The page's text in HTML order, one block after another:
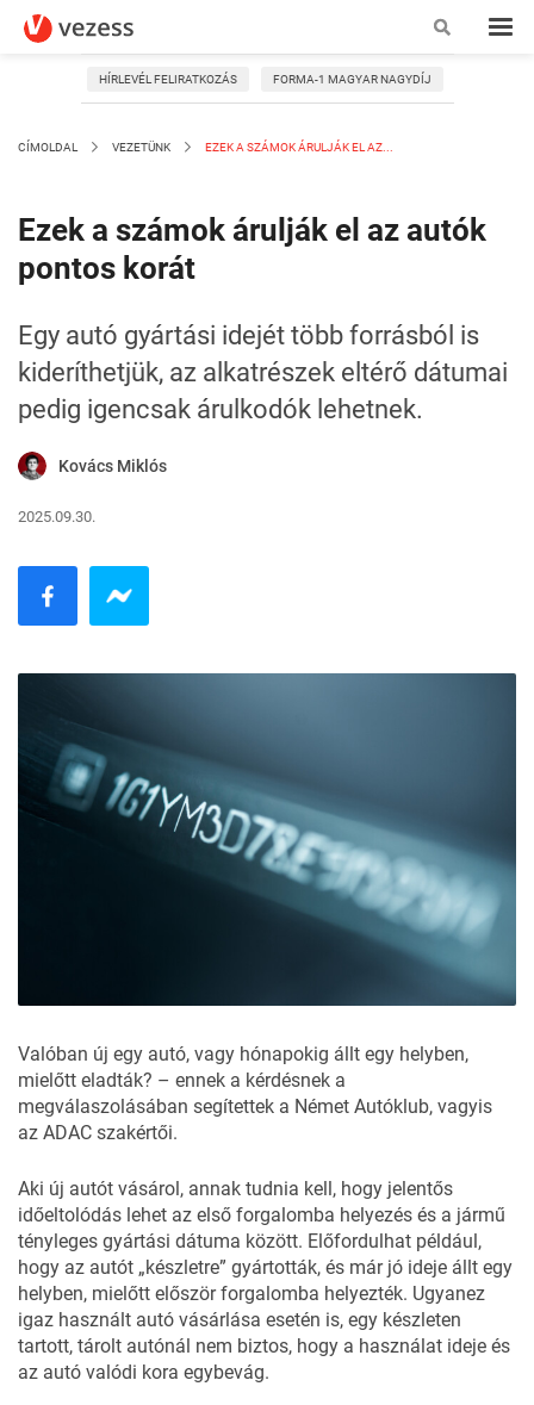
HÍRLEVÉL FELIRATKOZÁS FORMA-1 MAGYAR NAGYDÍJ
CÍMOLDAL VEZETÜNK EZEK A SZÁMOK ÁRULJÁK EL AZ...
Ezek a számok árulják el az autók
pontos korát
Egy autó gyártási idejét több forrásból is
kideríthetjük, az alkatrészek eltérő dátumai
pedig igencsak árulkodók lehetnek.
Kovács Miklós
2025.09.30.
Valóban új egy autó, vagy hónapokig állt egy helyben,
mielőtt eladták? – ennek a kérdésnek a
megválaszolásában segítettek a Német Autóklub, vagyis
az ADAC szakértői.
Aki új autót vásárol, annak tudnia kell, hogy jelentős
időeltolódás lehet az első forgalomba helyezés és a jármű
tényleges gyártási dátuma között. Előfordulhat például,
hogy az autót „készletre” gyártották, és már jó ideje állt egy
helyben, mielőtt először forgalomba helyezték. Ugyanez
igaz használt autó vásárlása esetén is, egy készleten
tartott, tárolt autónál nem biztos, hogy a használat ideje és
az autó valódi kora egybevág.